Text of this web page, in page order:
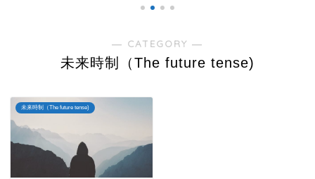
― CATEGORY ―
未来時制（The future tense)
未来時制（The future tense)